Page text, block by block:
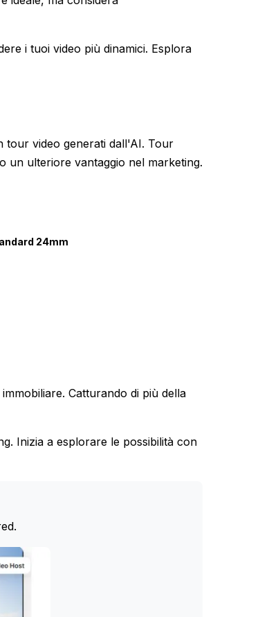
i tuoi video più dinamici. Esplora
tour video generati dall'AI. Tour
un ulteriore vantaggio nel marketing.
24mm
Catturando di più della
Inizia a esplorare le possibilità con